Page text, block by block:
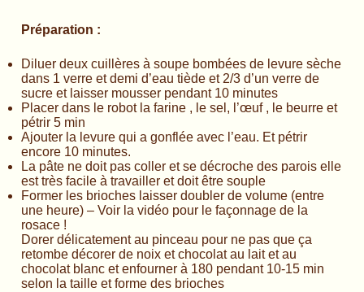
Préparation :
Diluer deux cuillères à soupe bombées de levure sèche
dans 1 verre et demi d’eau tiède et 2/3 d’un verre de
sucre et laisser mousser pendant 10 minutes
Placer dans le robot la farine , le sel, l’œuf , le beurre et
pétrir 5 min
Ajouter la levure qui a gonflée avec l’eau. Et pétrir
encore 10 minutes.
La pâte ne doit pas coller et se décroche des parois elle
est très facile à travailler et doit être souple
Former les brioches laisser doubler de volume (entre
une heure) – Voir la vidéo pour le façonnage de la
rosace !
Dorer délicatement au pinceau pour ne pas que ça
retombe décorer de noix et chocolat au lait et au
chocolat blanc et enfourner à 180 pendant 10-15 min
selon la taille et forme des brioches